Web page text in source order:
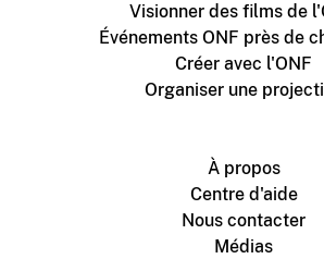
Visionner des films de
Événements ONF près de
Créer avec l'ONF
Organiser une
À propos
Centre d'aide
Nous contacter
Médias